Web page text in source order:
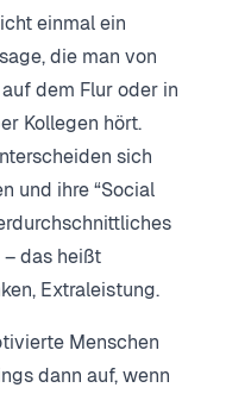
einmal ein
die man von
dem Flur oder in
Kollegen hört.
sich
und ihre “Social
das heißt
Extraleistung.
Menschen
dann auf, wenn